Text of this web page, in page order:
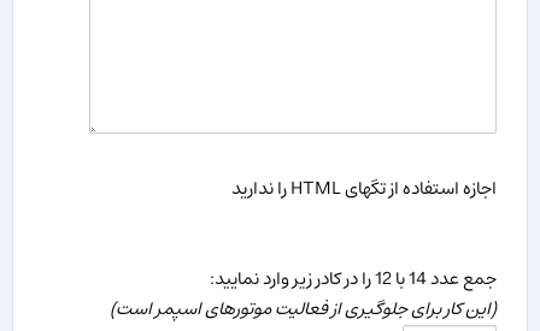
اجازه استفاده از تگهای HTML را ندارید
جمع عدد 14 با 12 را در كادر زیر وارد نمایید:
(این كار برای جلوگیری از فعالیت موتورهای اسپمر است)